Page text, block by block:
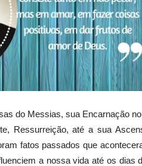
do Messias, sua Encarnação
Ressurreição, até a sua
fatos passados que
a nossa vida até os dias